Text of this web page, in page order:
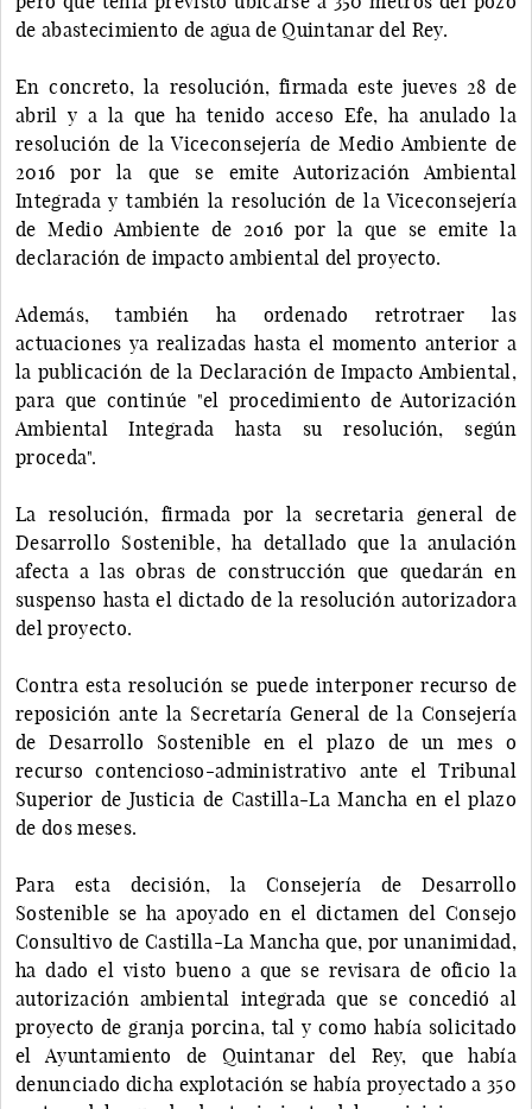
de abastecimiento de agua de Quintanar del Rey.
En concreto, la resolución, firmada este jueves 28 de
abril y a la que ha tenido acceso Efe, ha anulado la
resolución de la Viceconsejería de Medio Ambiente de
2016 por la que se emite Autorización Ambiental
Integrada y también la resolución de la Viceconsejería
de Medio Ambiente de 2016 por la que se emite la
declaración de impacto ambiental del proyecto.
Además, también ha ordenado retrotraer las
actuaciones ya realizadas hasta el momento anterior a
la publicación de la Declaración de Impacto Ambiental,
para que continúe "el procedimiento de Autorización
Ambiental Integrada hasta su resolución, según
proceda".
La resolución, firmada por la secretaria general de
Desarrollo Sostenible, ha detallado que la anulación
afecta a las obras de construcción que quedarán en
suspenso hasta el dictado de la resolución autorizadora
del proyecto.
Contra esta resolución se puede interponer recurso de
reposición ante la Secretaría General de la Consejería
de Desarrollo Sostenible en el plazo de un mes o
recurso contencioso-administrativo ante el Tribunal
Superior de Justicia de Castilla-La Mancha en el plazo
de dos meses.
Para esta decisión, la Consejería de Desarrollo
Sostenible se ha apoyado en el dictamen del Consejo
Consultivo de Castilla-La Mancha que, por unanimidad,
ha dado el visto bueno a que se revisara de oficio la
autorización ambiental integrada que se concedió al
proyecto de granja porcina, tal y como había solicitado
el Ayuntamiento de Quintanar del Rey, que había
denunciado dicha explotación se había proyectado a 350